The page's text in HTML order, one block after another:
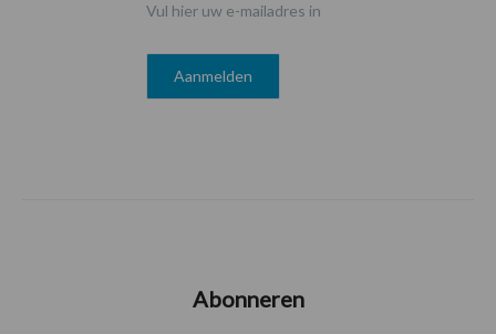
Vul hier uw e-mailadres in
Abonneren